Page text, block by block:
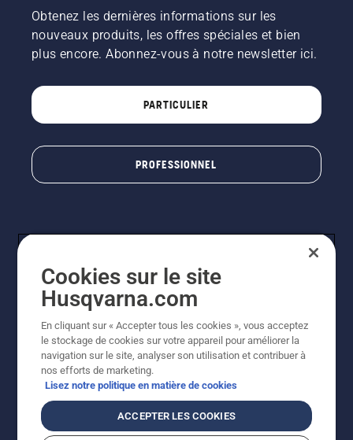
Obtenez les dernières informations sur les
nouveaux produits, les offres spéciales et bien
plus encore. Abonnez-vous à notre newsletter ici.
PARTICULIER
PROFESSIONNEL
© Husqvarna AB (publ). Tous droits réservés. Les prix
indiqués sont à titre indicatif de Husqvarna Schweiz AG
aux revendeurs participants, prix en CHF, TVA 8,1 % et
TAR incluses. Sous réserve de modification. Tous les
prix indiqués sont des prix de vente recommandés (TVA
incluse), sauf si le produit est disponible pour un achat
Cookies sur le site
Husqvarna.com
En cliquant sur « Accepter tous les cookies », vous acceptez
le stockage de cookies sur votre appareil pour améliorer la
navigation sur le site, analyser son utilisation et contribuer à
nos efforts de marketing.
Lisez notre politique en matière de cookies
ACCEPTER LES COOKIES